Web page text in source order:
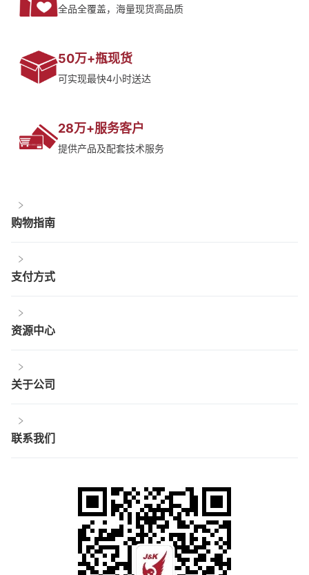
全品全覆盖，海量现货高品质
50万+瓶现货
可实现最快4小时送达
28万+服务客户
提供产品及配套技术服务
购物指南
支付方式
资源中心
关于公司
联系我们